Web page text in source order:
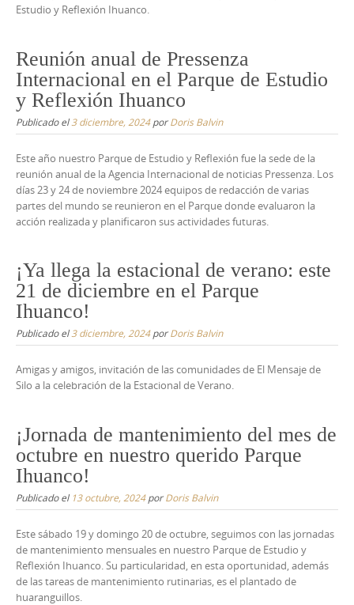
Estudio y Reflexión Ihuanco.
Reunión anual de Pressenza
Internacional en el Parque de Estudio
y Reflexión Ihuanco
Publicado el 3 diciembre, 2024porDoris Balvin
Este año nuestro Parque de Estudio y Reflexión fue la sede de la
reunión anual de la Agencia Internacional de noticias Pressenza. Los
días 23 y 24 de noviembre 2024 equipos de redacción de varias
partes del mundo se reunieron en el Parque donde evaluaron la
acción realizada y planificaron sus actividades futuras.
¡Ya llega la estacional de verano: este
21 de diciembre en el Parque
Ihuanco!
Publicado el3 diciembre, 2024porDoris Balvin
Amigas y amigos, invitación de las comunidades de El Mensaje de
Silo a la celebración de la Estacional de Verano.
¡Jornada de mantenimiento del mes de
octubre en nuestro querido Parque
Ihuanco!
Publicado el 13 octubre, 2024porDoris Balvin
Este sábado 19 y domingo 20 de octubre, seguimos con las jornadas
de mantenimiento mensuales en nuestro Parque de Estudio y
Reflexión Ihuanco. Su particularidad, en esta oportunidad, además
de las tareas de mantenimiento rutinarias, es el plantado de
huaranguillos.